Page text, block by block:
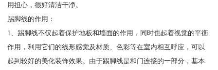
用担心，很好清洁干净。
踢脚线的作用：
1、踢脚线不仅起着保护地板和墙面的作用，同时也起着视觉的平衡
作用，利用它们的线形感觉及材质、色彩等在室内相互呼应，可以
起到较好的美化装饰效果。由于踢脚线是和门连接的一部分，基本